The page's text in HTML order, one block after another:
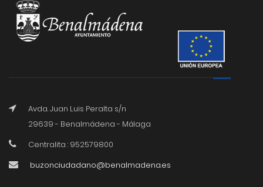
Avda. Juan Luis Peralta s/n
29639 - Benalmádena - Málaga
Centralita : 952579800
buzonciudadano@benalmadena.es